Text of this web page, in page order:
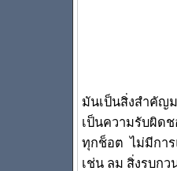
มันเป็นสิ่งสำคัญ
เป็นความรับผิด
ทุกช็อต ไม่มีกา
เช่น ลม สิ่งรบก